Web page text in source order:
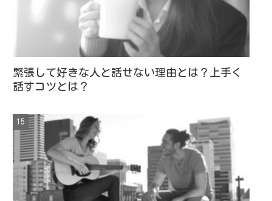
緊張して好きな人と話せない理由とは？上手く
話すコツとは？